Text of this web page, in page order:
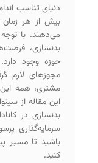
دنیای تناسب
بیش از هر
می‌دهند. با
بدنسازی،
حوزه وجود
مجوزهای لازم
مشتری، همه این
این مقاله از
بدنسازی در
سرمایه‌گذاری
باشید تا مسیر
کنید.